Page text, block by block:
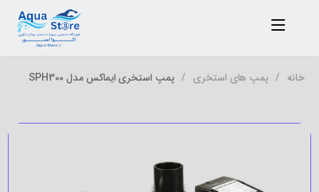
خانه پمپ های استخری پمپ استخری ایماکس مدل SPH300